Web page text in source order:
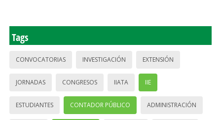
Tags
CONVOCATORIAS INVESTIGACIÓN EXTENSIÓN
JORNADAS CONGRESOS IIATA IIE
ESTUDIANTES CONTADOR PÚBLICO ADMINISTRACIÓN